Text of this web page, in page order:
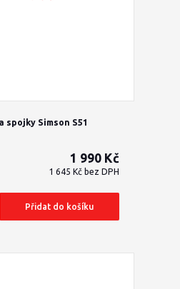
spojky Simson S51
1 990 Kč
1 645 Kč bez DPH
Přidat do košíku